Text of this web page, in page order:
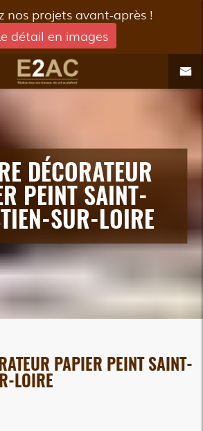
nos projets avant-après !
détail en images
DÉCORATEUR
PEINT SAINT-
SUR-LOIRE
PAPIER PEINT SAINT-
LOIRE